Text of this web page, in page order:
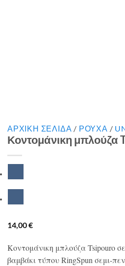
ΑΡΧΙΚΉ ΣΕΛΊΔΑ / ΡΟΥΧΑ /
Κοντομάνικη μπλούζα
14,00€
Κοντομάνικη μπλούζα Tsipouro
βαμβάκι τύπου RingSpun σεμι-